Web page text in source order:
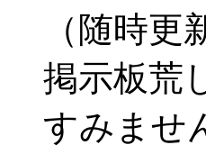
（随時更
掲示板荒
すみませ